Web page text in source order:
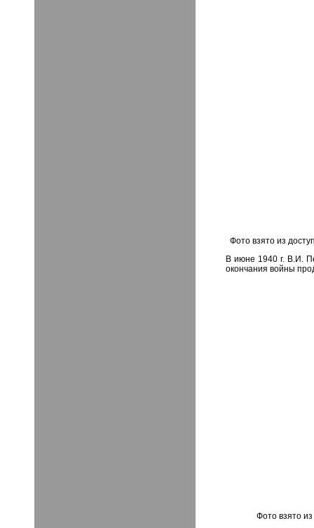
Фото взято из
В июне 1940 г. В.И.
окончания войны
Фото взято